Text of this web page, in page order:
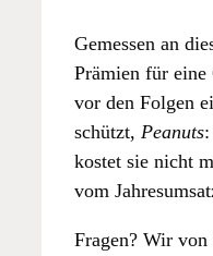
Gemessen an
Prämien für eine
vor den Folgen
schützt, Peanuts
kostet sie nicht
vom
Fragen? Wir von